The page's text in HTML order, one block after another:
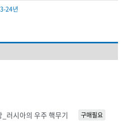
24년
러시아의 우주 핵무기 구매필요